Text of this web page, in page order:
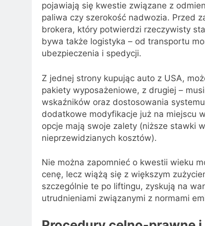
pojawiają się kwestie związane z
paliwa czy szerokość nadwozia. Przed
brokera, który potwierdzi rzeczywisty
bywa także logistyka – od transportu
ubezpieczenia i spedycji.
Z jednej strony kupując auto z USA,
pakiety wyposażeniowe, z drugiej –
wskaźników oraz dostosowania
dodatkowe modyfikacje już na miejscu
opcje mają swoje zalety (niższe stawki
nieprzewidzianych kosztów).
Nie można zapomnieć o kwestii wieku
cenę, lecz wiążą się z większym
szczególnie te po liftingu, zyskują na
utrudnieniami związanymi z normami